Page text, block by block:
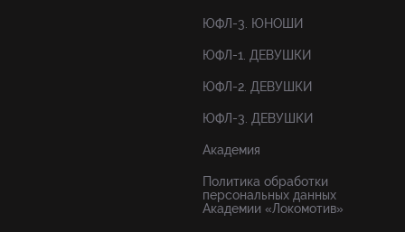
ЮФЛ-3. ЮНОШИ
ЮФЛ-1. ДЕВУШКИ
ЮФЛ-2. ДЕВУШКИ
ЮФЛ-3. ДЕВУШКИ
Академия
Политика обработки
персональных данных
Академии «Локомотив»